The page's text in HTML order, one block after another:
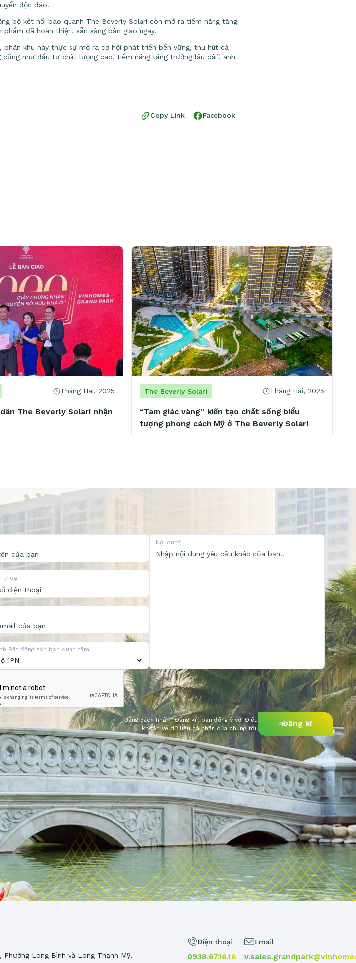
độc đáo.
bộ kết nối bao quanh The Beverly Solari còn mở ra tiềm năng tăng
đã hoàn thiện, sẵn sàng bàn giao ngay.
khu này thực sự mở ra cơ hội phát triển bền vững, thu hút cả
như đầu tư chất lượng cao, tiềm năng tăng trưởng lâu dài”, anh
Copy Link Facebook
Tháng Hai, 2025
The Beverly Solari nhận
The Beverly Solari Tháng Hai, 2025
“Tam giác vàng” kiến tạo chất sống biểu
tượng phong cách Mỹ ở The Beverly Solari
thoại
Bất động sản bạn quan tâm
Nội dung
Bằng cách nhấn “Đăng kí”, bạn đồng ý vớiĐiều
khoản về dữ liệu cá nhân của chúng tôi. Đăng kí
Long Bình và Long Thạnh Mỹ,
Điện thoại
0938.67.16.16
Email